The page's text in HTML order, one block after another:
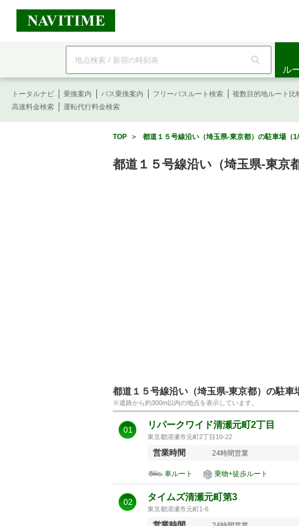
フ
ワ
ド
検
ル
トータルナビ 乗換案内 バス乗換案内 フリーパスルート検索 複数目的地ルート比
高速料金検索
運転代行料金検索
TOP ＞ 都道１５号線沿い（埼玉県-東京都）の駐車場（1/
都道１５号線沿い（埼玉県-東京
都道１５号線沿い（埼玉県-東京都）の駐車
※道路から約300m以内の地点を表示しています。
01 リパークワイド清瀬元町2丁目
東京都清瀬市元町2丁目10-22
営業時間 24時間営業
車ルート 乗物+徒歩ルート
02 タイムズ清瀬元町第3
東京都清瀬市元町1-6